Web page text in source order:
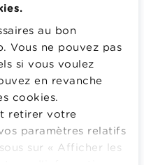
au bon
Vous ne pouvez pas
si vous voulez
en revanche
cookies.
retirer votre
paramètres relatifs
sur « Afficher les
(depuis le
ou décès)
divorcées
personnes à charge
?